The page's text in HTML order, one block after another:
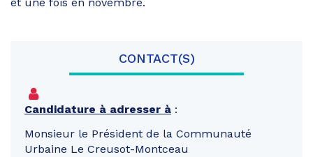
et une fois en novembre.
CONTACT(S)
Candidature à adresser à :
Monsieur le Président de la Communauté
Urbaine Le Creusot-Montceau